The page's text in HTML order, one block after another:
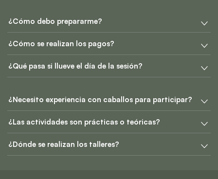
¿Cómo debo prepararme?
¿Cómo se realizan los pagos?
¿Qué pasa si llueve el día de la sesión?
¿Necesito experiencia con caballos para participar?
¿Las actividades son prácticas o teóricas?
¿Dónde se realizan los talleres?